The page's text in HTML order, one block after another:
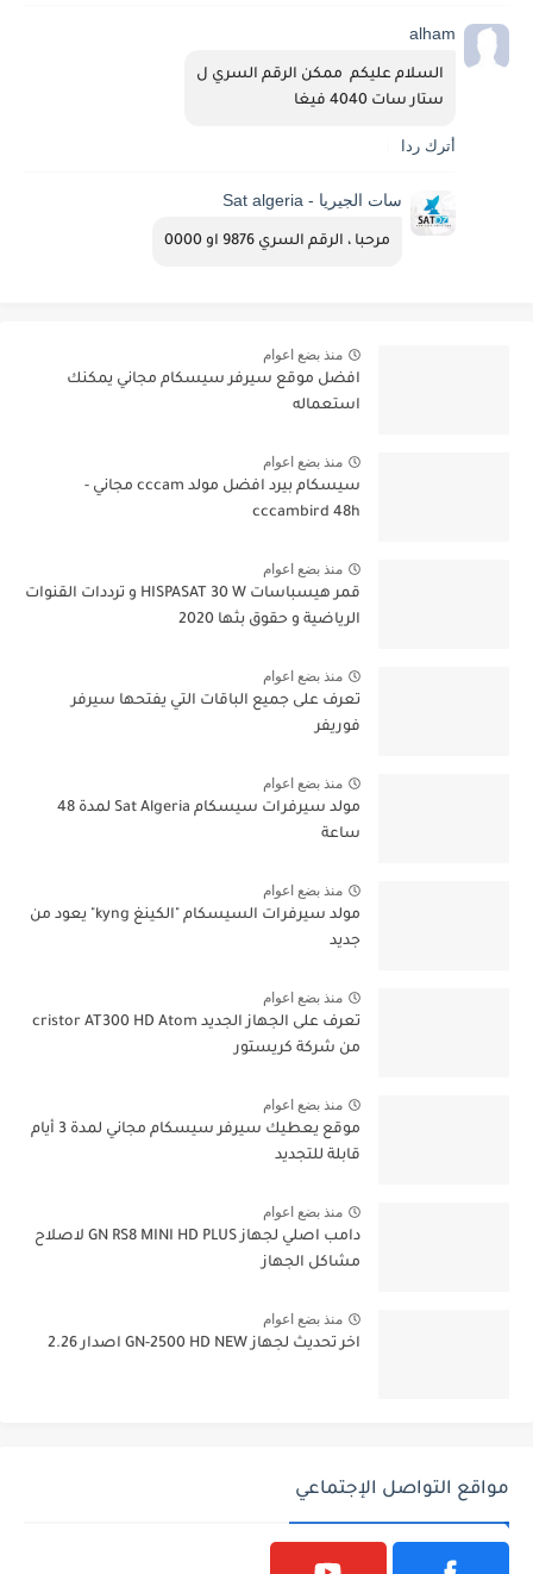
alham
السلام عليكم  ممكن الرقم السري ل
ستار سات 4040 فيغا
أترك ردا
سات الجيريا - Sat algeria
مرحبا ، الرقم السري 9876 او 0000
منذ بضع اعوام
افضل موقع سيرفر سيسكام مجاني يمكنك
استعماله
منذ بضع اعوام
سيسكام بيرد افضل مولد cccam مجاني -
cccambird 48h
منذ بضع اعوام
قمر هيسباسات HISPASAT 30 W و ترددات القنوات
الرياضية و حقوق بثها 2020
منذ بضع اعوام
تعرف على جميع الباقات التي يفتحها سيرفر
فوريفر
منذ بضع اعوام
مولد سيرفرات سيسكام Sat Algeria لمدة 48
ساعة
منذ بضع اعوام
مولد سيرفرات السيسكام "الكينغ kyng" يعود من
جديد
منذ بضع اعوام
تعرف على الجهاز الجديد cristor AT300 HD Atom
من شركة كريستور
منذ بضع اعوام
موقع يعطيك سيرفر سيسكام مجاني لمدة 3 أيام
قابلة للتجديد
منذ بضع اعوام
دامب اصلي لجهاز GN RS8 MINI HD PLUS لاصلاح
مشاكل الجهاز
منذ بضع اعوام
اخر تحديث لجهاز GN-2500 HD NEW اصدار 2.26
مواقع التواصل الإجتماعي